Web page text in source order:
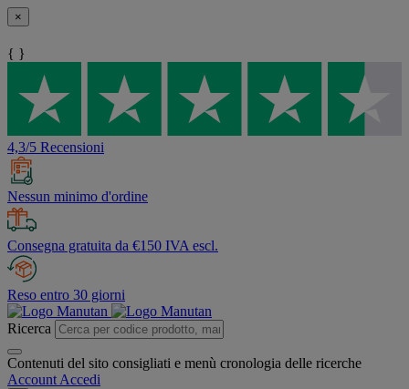
×
{ }
4,3/5 Recensioni
Nessun minimo d'ordine
Consegna gratuita da €150 IVA escl.
Reso entro 30 giorni
Ricerca
Contenuti del sito consigliati e menù cronologia delle ricerche
Account Accedi